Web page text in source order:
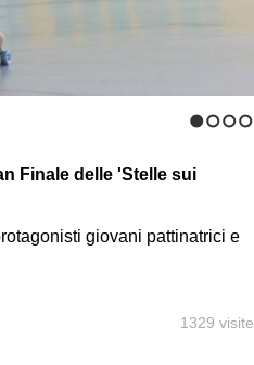
Finale delle 'Stelle sui
giovani pattinatrici e
1329 visite